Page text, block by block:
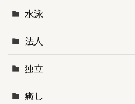
水泳
法人
独立
癒し